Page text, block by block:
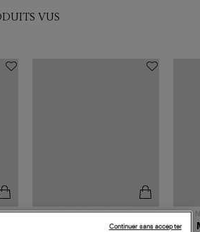
VUS
NOUVELLE COLLECTION
TORALContinuer sans accepter